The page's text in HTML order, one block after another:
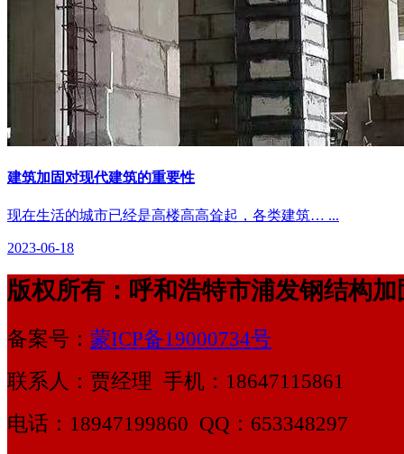
建筑加固对现代建筑的重要性
现在生活的城市已经是高楼高高耸起，各类建筑… ...
2023-06-18
版权所有：呼和浩特市浦发钢结构
备案号： 蒙ICP备19000734号
联系人：贾经理 手机：18647115861
电话：18947199860 QQ：653348297